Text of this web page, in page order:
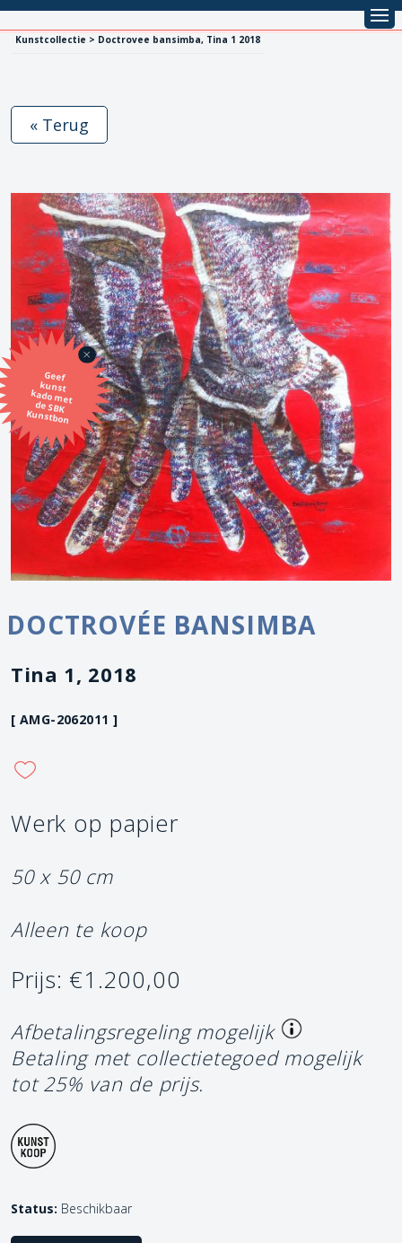
Kunstcollectie > Doctrovee bansimba, Tina 1 2018
Geef
kunst
kado met
de SBK
Kunstbon
« Terug
DOCTROVÉE BANSIMBA
Tina 1, 2018
[ AMG-2062011 ]
Werk op papier
50 x 50 cm
Alleen te koop
Prijs: €1.200,00
Afbetalingsregeling mogelijk
Betaling met collectietegoed mogelijk
tot 25% van de prijs.
Status: Beschikbaar